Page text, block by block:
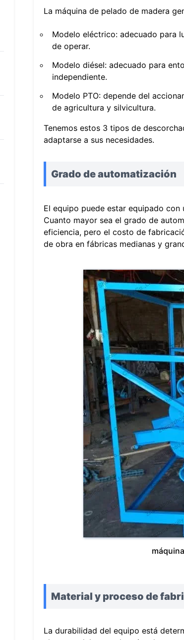
La máquina de pelado de madera
Modelo eléctrico: adecuado para
de operar.
Modelo diésel: adecuado para
independiente.
Modelo PTO: depende del
de agricultura y silvicultura.
Tenemos estos 3 tipos de
adaptarse a sus necesidades.
Grado de automatización
El equipo puede estar equipado
Cuanto mayor sea el grado de
eficiencia, pero el costo de
de obra en fábricas medianas y
Material y proceso de
La durabilidad del equipo está